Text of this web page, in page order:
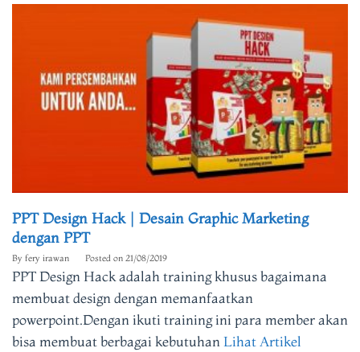
PPT Design Hack | Desain Graphic Marketing
dengan PPT
By fery irawan Posted on 21/08/2019
PPT Design Hack adalah training khusus bagaimana
membuat design dengan memanfaatkan
powerpoint.Dengan ikuti training ini para member akan
bisa membuat berbagai kebutuhan Lihat Artikel